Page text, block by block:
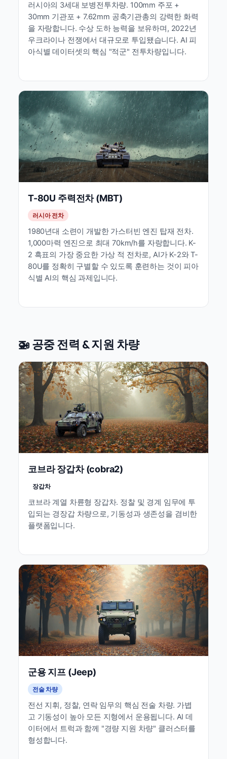
러시아의 3세대 보병전투차량. 100mm 주포 +
30mm 기관포 + 7.62mm 공축기관총의 강력한 화력
을 자랑합니다. 수상 도하 능력을 보유하며, 2022년
우크라이나 전쟁에서 대규모로 투입됐습니다. AI 피
아식별 데이터셋의 핵심 "적군" 전투차량입니다.
T-80U 주력전차 (MBT)
러시아 전차
1980년대 소련이 개발한 가스터빈 엔진 탑재 전차.
1,000마력 엔진으로 최대 70km/h를 자랑합니다. K-
2 흑표의 가장 중요한 가상 적 전차로, AI가 K-2와 T-
80U를 정확히 구별할 수 있도록 훈련하는 것이 피아
식별 AI의 핵심 과제입니다.
🚁 공중 전력 & 지원 차량
코브라 장갑차 (cobra2)
장갑차
코브라 계열 차륜형 장갑차. 정찰 및 경계 임무에 투
입되는 경장갑 차량으로, 기동성과 생존성을 겸비한
플랫폼입니다.
군용 지프 (Jeep)
전술 차량
전선 지휘, 정찰, 연락 임무의 핵심 전술 차량. 가볍
고 기동성이 높아 모든 지형에서 운용됩니다. AI 데
이터에서 트럭과 함께 "경량 지원 차량" 클러스터를
형성합니다.